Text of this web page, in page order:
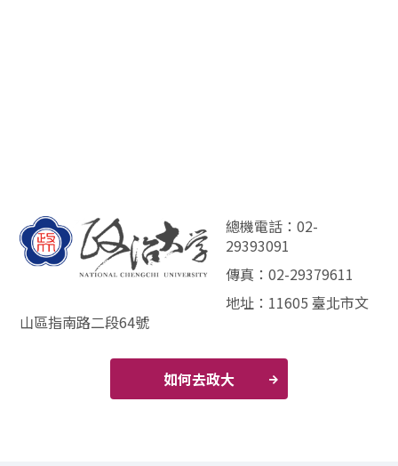
總機電話：02-
29393091
傳真：02-29379611
地址：11605 臺北市文
山區指南路二段64號
如何去政大